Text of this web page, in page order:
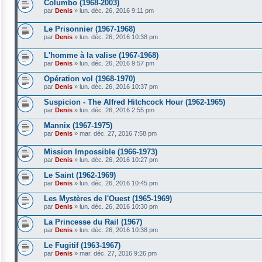
Columbo (1968-2003)
par Denis » lun. déc. 26, 2016 9:11 pm
Le Prisonnier (1967-1968)
par Denis » lun. déc. 26, 2016 10:38 pm
L'homme à la valise (1967-1968)
par Denis » lun. déc. 26, 2016 9:57 pm
Opération vol (1968-1970)
par Denis » lun. déc. 26, 2016 10:37 pm
Suspicion - The Alfred Hitchcock Hour (1962-1965)
par Denis » lun. déc. 26, 2016 2:55 pm
Mannix (1967-1975)
par Denis » mar. déc. 27, 2016 7:58 pm
Mission Impossible (1966-1973)
par Denis » lun. déc. 26, 2016 10:27 pm
Le Saint (1962-1969)
par Denis » lun. déc. 26, 2016 10:45 pm
Les Mystères de l'Ouest (1965-1969)
par Denis » lun. déc. 26, 2016 10:30 pm
La Princesse du Rail (1967)
par Denis » lun. déc. 26, 2016 10:38 pm
Le Fugitif (1963-1967)
par Denis » mar. déc. 27, 2016 9:26 pm